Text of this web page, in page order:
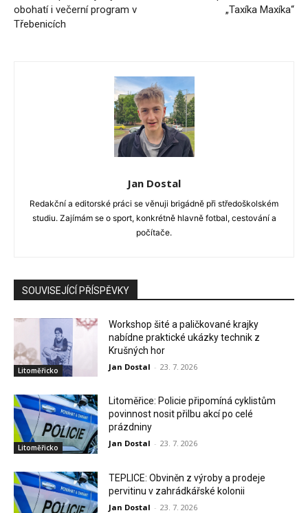
obohatí i večerní program v
Třebenicích
„Taxíka Maxíka“
Jan Dostal
Redakční a editorské práci se věnuji brigádně při středoškolském
studiu. Zajímám se o sport, konkrétně hlavně fotbal, cestování a
počítače.
SOUVISEJÍCÍ PŘÍSPĚVKY
Litoměřicko
Workshop šité a paličkované krajky
nabídne praktické ukázky technik z
Krušných hor
Jan Dostal - 23. 7. 2026
Litoměřicko
Litoměřice: Policie připomíná cyklistům
povinnost nosit přilbu akcí po celé
prázdniny
Jan Dostal - 23. 7. 2026
TEPLICE: Obviněn z výroby a prodeje
pervitinu v zahrádkářské kolonii
Jan Dostal - 23. 7. 2026